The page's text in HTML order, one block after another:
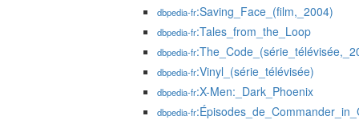
dbpedia-fr:Saving_Face_(film,_2004)
dbpedia-fr:Tales_from_the_Loop
dbpedia-fr
dbpedia-fr:Vinyl_(série_télévisée)
dbpedia-fr:X-Men:_Dark_Phoenix
dbpedia-fr